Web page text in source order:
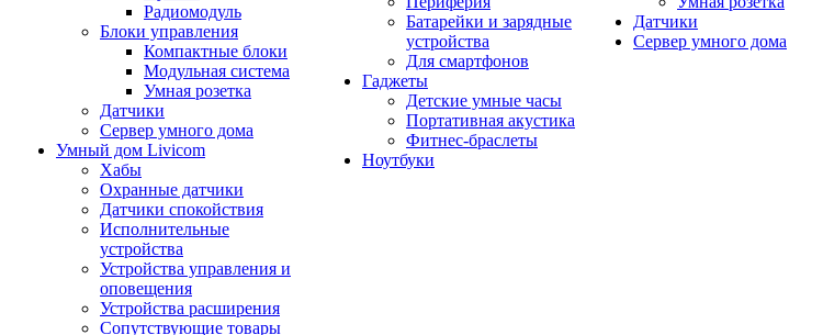
Радиомодуль
Блоки управления
Компактные блоки
Модульная система
Умная розетка
Датчики
Сервер умного дома
Умный дом Livicom
Хабы
Охранные датчики
Датчики спокойствия
Исполнительные
устройства
Устройства управления и
оповещения
Устройства расширения
Сопутствующие товары
Батарейки и зарядные
устройства
Для смартфонов
Гаджеты
Детские умные часы
Портативная акустика
Фитнес-браслеты
Ноутбуки
Датчики
Сервер умного дома